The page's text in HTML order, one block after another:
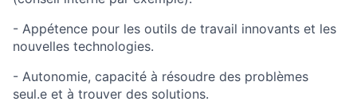
- Appétence pour les outils de travail innovants et les
nouvelles technologies.
- Autonomie, capacité à résoudre des problèmes
seul.e et à trouver des solutions.